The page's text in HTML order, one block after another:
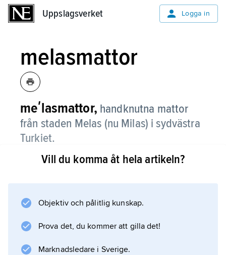
Uppslagsverket Logga in
melasmattor
meʹlasmattor, handknutna mattor
från staden Melas (nu Milas) i sydvästra
Turkiet.
Småmattor är vanligast; de är vävda på ullvarp
Mattorna har breda bårdpartier, och
Vill du komma åt hela artikeln?
Objektiv och pålitlig kunskap.
Prova det, du kommer att gilla det!
Marknadsledare i Sverige.